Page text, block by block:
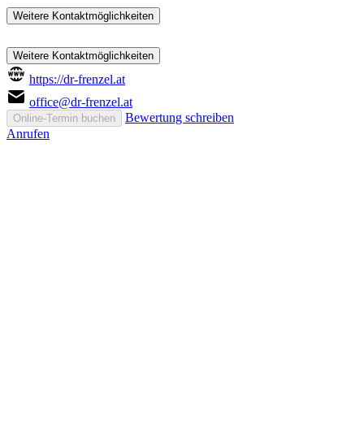
Weitere Kontaktmöglichkeiten
Weitere Kontaktmöglichkeiten
https://dr-frenzel.at
office@dr-frenzel.at
Online-Termin buchen
Bewertung schreiben
Anrufen